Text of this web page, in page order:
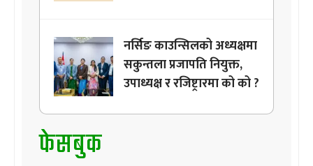
नर्सिङ काउन्सिलको अध्यक्षमा
सकुन्तला प्रजापति नियुक्त,
उपाध्यक्ष र रजिष्ट्रारमा को को ?
फेसबुक